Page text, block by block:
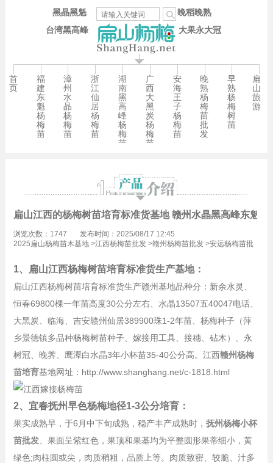
台湾黑高峰
晚稻晚熟
大果永大冠
黑晶黑魁
首
页
福
建
东
魁
杨
梅
苗
漳
州
水
晶
杨
梅
苗
浙
江
仙
居
杨
梅
苗
湖
南
黑
高
峰
杨
梅
苗
广
西
大
黑
炭
杨
梅
苗
安
海
王
子
杨
梅
苗
晚
熟
杨
梅
苗
批
发
早
熟
杨
梅
树
苗
扁
山
旅
游
扁山江西的杨梅树苗培育标准货基地 赣州水晶黑高峰东魁9
浏览次数：1747
发布时间：2025/08/17 12:45
2025扁山杨梅苗木基地>江西杨梅苗批发>赣州杨梅苗批发>安远杨梅苗批
1、扁山江西杨梅树苗培育标准货生产基地：
扁山江西杨梅树苗培育标准货生产赣州基地品种分：新余水灵、
恒春69800棵一年苗高度30公分左右、水晶13507五40047电话、
大黑炭、临海、吉安赣州仙居389900珠1-2年苗、杨梅种子（萍
乡景德镇多品种杨梅树苗种子、嫁接用工具、接穗、砧木）、永
树冠、晚荠、鹰潭白水晶3年小杯苗35-40公分高。江西赣州杨梅
苗培育基地网址：http://www.shanghang.net/c-1818.html
2、宜春抚州早色杨梅地径1-3公分培育：
果实成熟早，于6月中下旬成熟，稳产丰产成熟时， 抚州杨梅小杯
苗批发、果面呈紫红色，果顶和果基均为平整圆形果蒂细小，黄
绿色;肉柱圆或尖，肉质稍粗，品质上等。肉质致密、较脆、汁多